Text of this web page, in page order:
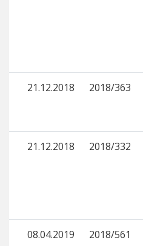
21.12.2018 2018/363
21.12.2018 2018/332
08.04.2019 2018/561